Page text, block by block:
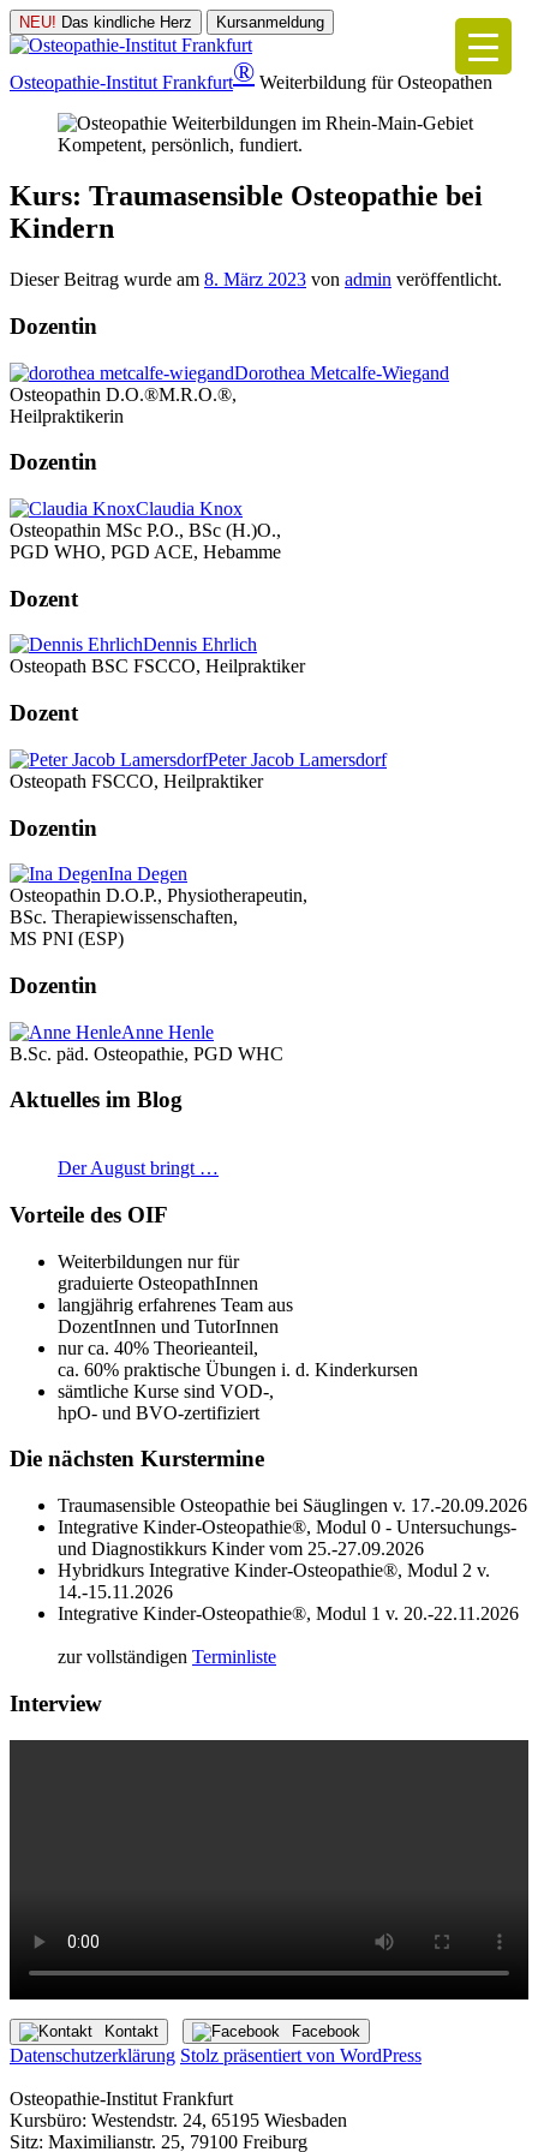
NEU! Das kindliche Herz Kursanmeldung
Osteopathie-Institut Frankfurt® Weiterbildung für Osteopathen
Kompetent, persönlich, fundiert.
Kurs: Traumasensible Osteopathie bei
Kindern
Dieser Beitrag wurde am 8. März 2023 von admin veröffentlicht.
Dozentin
Dorothea Metcalfe-Wiegand
Osteopathin D.O.®M.R.O.®,
Heilpraktikerin
Dozentin
Claudia Knox
Osteopathin MSc P.O., BSc (H.)O.,
PGD WHO, PGD ACE, Hebamme
Dozent
Dennis Ehrlich
Osteopath BSC FSCCO, Heilpraktiker
Dozent
Peter Jacob Lamersdorf
Osteopath FSCCO, Heilpraktiker
Dozentin
Ina Degen
Osteopathin D.O.P., Physiotherapeutin,
BSc. Therapiewissenschaften,
MS PNI (ESP)
Dozentin
Anne Henle
B.Sc. päd. Osteopathie, PGD WHC
Aktuelles im Blog
Der August bringt …
Vorteile des OIF
Weiterbildungen nur für
graduierte OsteopathInnen
langjährig erfahrenes Team aus
DozentInnen und TutorInnen
nur ca. 40% Theorieanteil,
ca. 60% praktische Übungen i. d. Kinderkursen
sämtliche Kurse sind VOD-,
hpO- und BVO-zertifiziert
Die nächsten Kurstermine
Traumasensible Osteopathie bei Säuglingen v. 17.-20.09.2026
Integrative Kinder-Osteopathie®, Modul 0 - Untersuchungs-
und Diagnostikkurs Kinder vom 25.-27.09.2026
Hybridkurs Integrative Kinder-Osteopathie®, Modul 2 v.
14.-15.11.2026
Integrative Kinder-Osteopathie®, Modul 1 v. 20.-22.11.2026
zur vollständigen Terminliste
Interview
Kontakt Facebook
Datenschutzerklärung Stolz präsentiert von WordPress
Osteopathie-Institut Frankfurt
Kursbüro: Westendstr. 24, 65195 Wiesbaden
Sitz: Maximilianstr. 25, 79100 Freiburg